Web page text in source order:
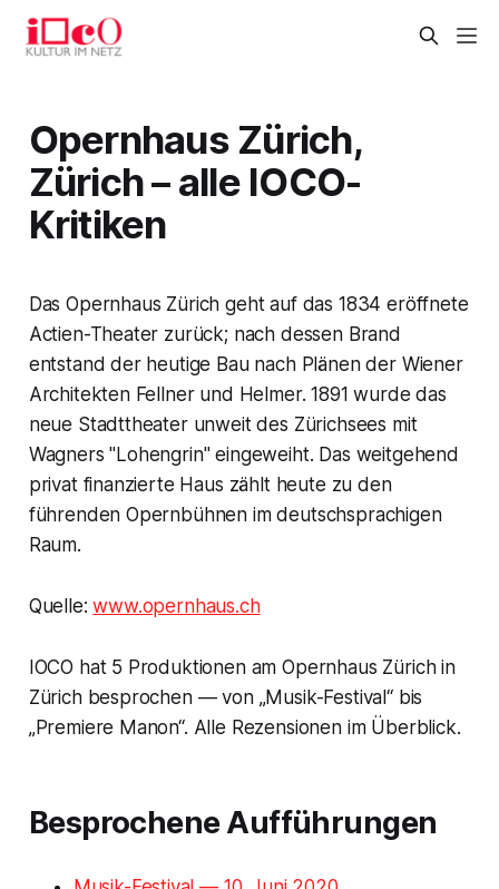
Opernhaus Zürich,
Zürich – alle IOCO-
Kritiken
Das Opernhaus Zürich geht auf das 1834 eröffnete
Actien-Theater zurück; nach dessen Brand
entstand der heutige Bau nach Plänen der Wiener
Architekten Fellner und Helmer. 1891 wurde das
neue Stadttheater unweit des Zürichsees mit
Wagners "Lohengrin" eingeweiht. Das weitgehend
privat finanzierte Haus zählt heute zu den
führenden Opernbühnen im deutschsprachigen
Raum.
Quelle:www.opernhaus.ch
IOCO hat 5 Produktionen am Opernhaus Zürich in
Zürich besprochen — von „Musik-Festival“ bis
„Premiere Manon“. Alle Rezensionen im Überblick.
Besprochene Aufführungen